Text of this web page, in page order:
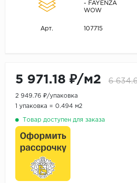
- FAYENZA
WOW
Арт. 107715
5 971.18 ₽/м2 6
2 949.76 ₽/упаковка
1 упаковка = 0.494 м2
Товар доступен для заказа